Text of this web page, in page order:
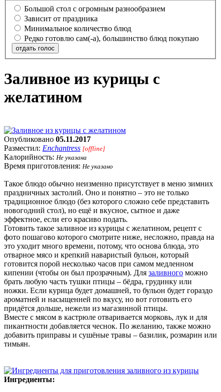
Большой стол с огромным разнообразием
Зависит от праздника
Минимальное количество блюд
Редко готовлю сам(-а), большинство блюд покупаю
отдать голос
Заливное из курицы с
желатином
Опубликовано 05.11.2017
Разместил: Enchantress [offline]
Калорийность: Не указана
Время приготовления: Не указано
Такое блюдо обычно неизменно присутствует в меню зимних
праздничных застолий. Оно и понятно – это не только
традиционное блюдо (без которого сложно себе представить
новогодний стол), но ещё и вкусное, сытное и даже
эффектное, если его красиво подать.
Готовить такое заливное из курицы с желатином, рецепт с
фото пошагово которого смотрите ниже, несложно, правда на
это уходит много времени, потому, что основа блюда, это
отварное мясо и крепкий наваристый бульон, который
готовится порой несколько часов при самом медленном
кипении (чтобы он был прозрачным). Для заливного можно
брать любую часть тушки птицы – бёдра, грудинку или
ножки. Если курица будет домашней, то бульон будет гораздо
ароматней и насыщенней по вкусу, но вот готовить его
придётся дольше, нежели из магазинной птицы.
Вместе с мясом в кастрюле отваривается морковь, лук и для
пикантности добавляется чеснок. По желанию, также можно
добавить приправы и сушёные травы – базилик, розмарин или
тимьян.
Ингредиенты: